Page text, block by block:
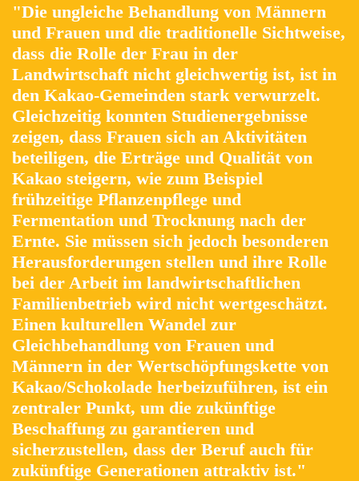
"Die ungleiche Behandlung von Männern
und Frauen und die traditionelle Sichtweise,
dass die Rolle der Frau in der
Landwirtschaft nicht gleichwertig ist, ist in
den Kakao-Gemeinden stark verwurzelt.
Gleichzeitig konnten Studienergebnisse
zeigen, dass Frauen sich an Aktivitäten
beteiligen, die Erträge und Qualität von
Kakao steigern, wie zum Beispiel
frühzeitige Pflanzenpflege und
Fermentation und Trocknung nach der
Ernte. Sie müssen sich jedoch besonderen
Herausforderungen stellen und ihre Rolle
bei der Arbeit im landwirtschaftlichen
Familienbetrieb wird nicht wertgeschätzt.
Einen kulturellen Wandel zur
Gleichbehandlung von Frauen und
Männern in der Wertschöpfungskette von
Kakao/Schokolade herbeizuführen, ist ein
zentraler Punkt, um die zukünftige
Beschaffung zu garantieren und
sicherzustellen, dass der Beruf auch für
zukünftige Generationen attraktiv ist."